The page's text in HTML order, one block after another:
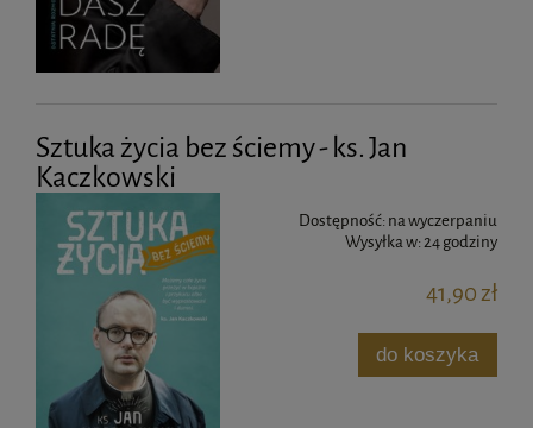
Sztuka życia bez ściemy - ks. Jan
Kaczkowski
Dostępność: na wyczerpaniu
Wysyłka w:24 godziny
41,90 zł
do koszyka